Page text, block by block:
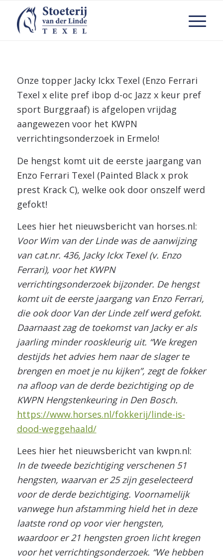
Onze topper Jacky Ickx Texel (Enzo Ferrari
Texel x elite pref ibop d-oc Jazz x keur pref
sport Burggraaf) is afgelopen vrijdag
aangewezen voor het KWPN
verrichtingsonderzoek in Ermelo!
De hengst komt uit de eerste jaargang van
Enzo Ferrari Texel (Painted Black x prok
prest Krack C), welke ook door onszelf werd
gefokt!
Lees hier het nieuwsbericht van horses.nl:
Voor Wim van der Linde was de aanwijzing
van cat.nr. 436, Jacky Ickx Texel (v. Enzo
Ferrari), voor het KWPN
verrichtingsonderzoek bijzonder. De hengst
komt uit de eerste jaargang van Enzo Ferrari,
die ook door Van der Linde zelf werd gefokt.
Daarnaast zag de toekomst van Jacky er als
jaarling minder rooskleurig uit. “We kregen
destijds het advies hem naar de slager te
brengen en moet je nu kijken”, zegt de fokker
na afloop van de derde bezichtiging op de
KWPN Hengstenkeuring in Den Bosch.
https://www.horses.nl/fokkerij/linde-is-
dood-weggehaald/
Lees hier het nieuwsbericht van kwpn.nl:
In de tweede bezichtiging verschenen 51
hengsten, waarvan er 25 zijn geselecteerd
voor de derde bezichtiging. Voornamelijk
vanwege hun afstamming hield het in deze
laatste rond op voor vier hengsten,
waardoor er 21 hengsten groen licht kregen
voor het verrichtingsonderzoek. “We hebben